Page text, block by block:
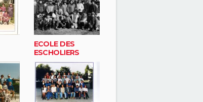
ECOLE DES
ESCHOLIERS